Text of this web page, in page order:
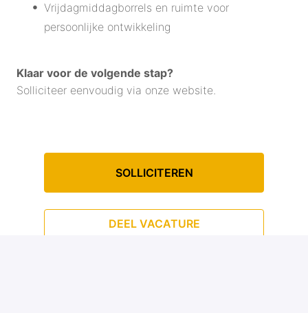
Vrijdagmiddagborrels en ruimte voor
persoonlijke ontwikkeling
Klaar voor de volgende stap?
Solliciteer eenvoudig via onze website.
SOLLICITEREN
DEEL VACATURE